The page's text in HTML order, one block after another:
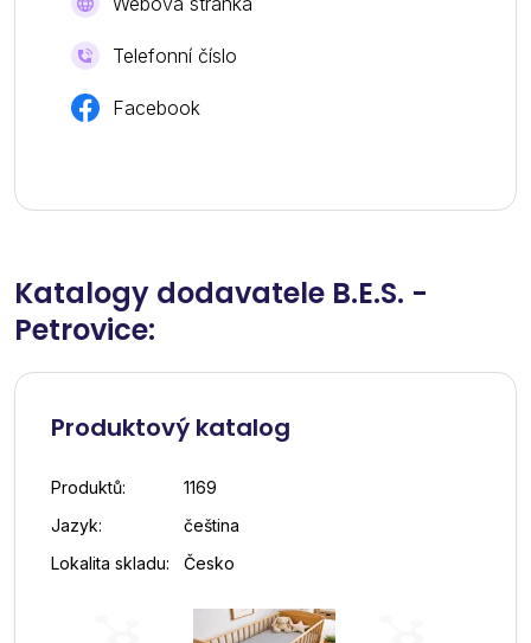
Telefonní číslo
Facebook
Katalogy dodavatele B.E.S. -
Petrovice:
Produktový katalog
Produktů:
1169
Jazyk:
čeština
Lokalita skladu:
Česko